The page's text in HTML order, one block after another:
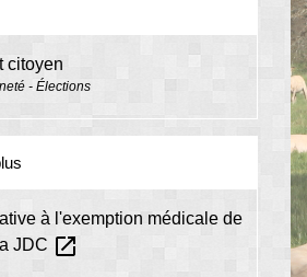
citoyen
- Élections
à l'exemption médicale de
JDC open_in_new